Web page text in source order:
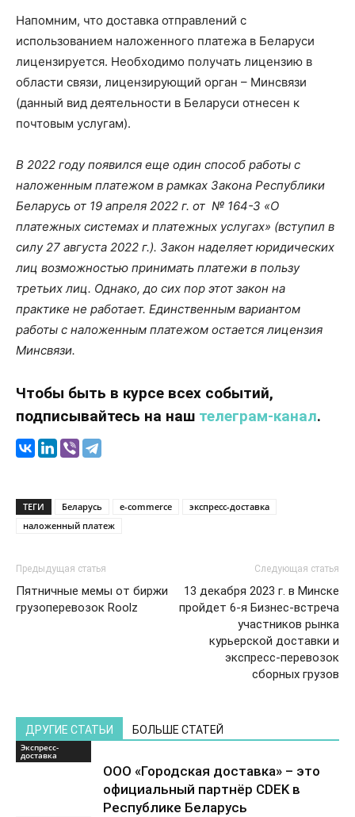
Напомним, что доставка отправлений с
использованием наложенного платежа в Беларуси
лицензируется. Необходимо получать лицензию в
области связи, лицензирующий орган – Минсвязи
(данный вид деятельности в Беларуси отнесен к
почтовым услугам).
В 2022 году появился еще один способ работы с
наложенным платежом в рамках Закона Республики
Беларусь от 19 апреля 2022 г. от № 164-З «О
платежных системах и платежных услугах» (вступил в
силу 27 августа 2022 г.). Закон наделяет юридических
лиц возможностью принимать платежи в пользу
третьих лиц. Однако, до сих пор этот закон на
практике не работает. Единственным вариантом
работы с наложенным платежом остается лицензия
Минсвязи.
Чтобы быть в курсе всех событий,
подписывайтесь на наш телеграм-канал.
ТЕГИ Беларусь e-commerce
экспресс-доставка
наложенный платеж
Предыдущая статья
Пятничные мемы от биржи
грузоперевозок Roolz
Следующая статья
13 декабря 2023 г. в Минске
пройдет 6-я Бизнес-встреча
участников рынка
курьерской доставки и
экспресс-перевозок
сборных грузов
ДРУГИЕ СТАТЬИ БОЛЬШЕ СТАТЕЙ
Экспресс-
доставка
ООО «Городская доставка» – это
официальный партнёр CDEK в
Республике Беларусь